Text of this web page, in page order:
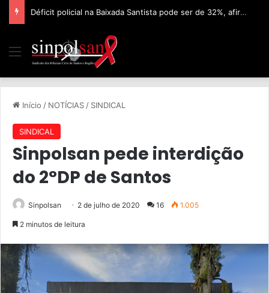
Déficit policial na Baixada Santista pode ser de 32%, afirma Sinpolsan
Início / NOTÍCIAS / SINDICAL
SINDICAL
Sinpolsan pede interdição
do 2°DP de Santos
Sinpolsan 2 de julho de 2020 16 1.005
2 minutos de leitura